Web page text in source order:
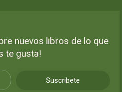
nuevos libros de lo que
te gusta!
Suscribete